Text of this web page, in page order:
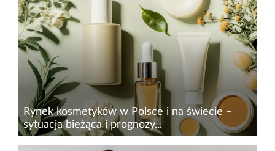
Rynek kosmetyków w Polsce i na świecie –
sytuacja bieżąca i prognozy...
Jak podaje Statista, w 2025 r. światowa